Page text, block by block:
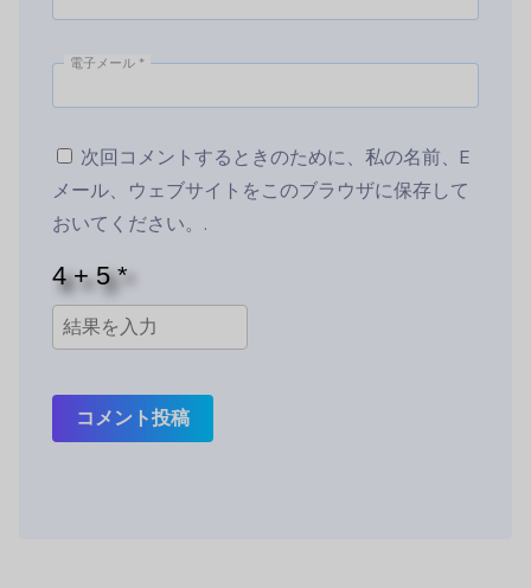
電子メール *
次回コメントするときのために、私の名前、E
メール、ウェブサイトをこのブラウザに保存して
おいてください。.
コメント投稿